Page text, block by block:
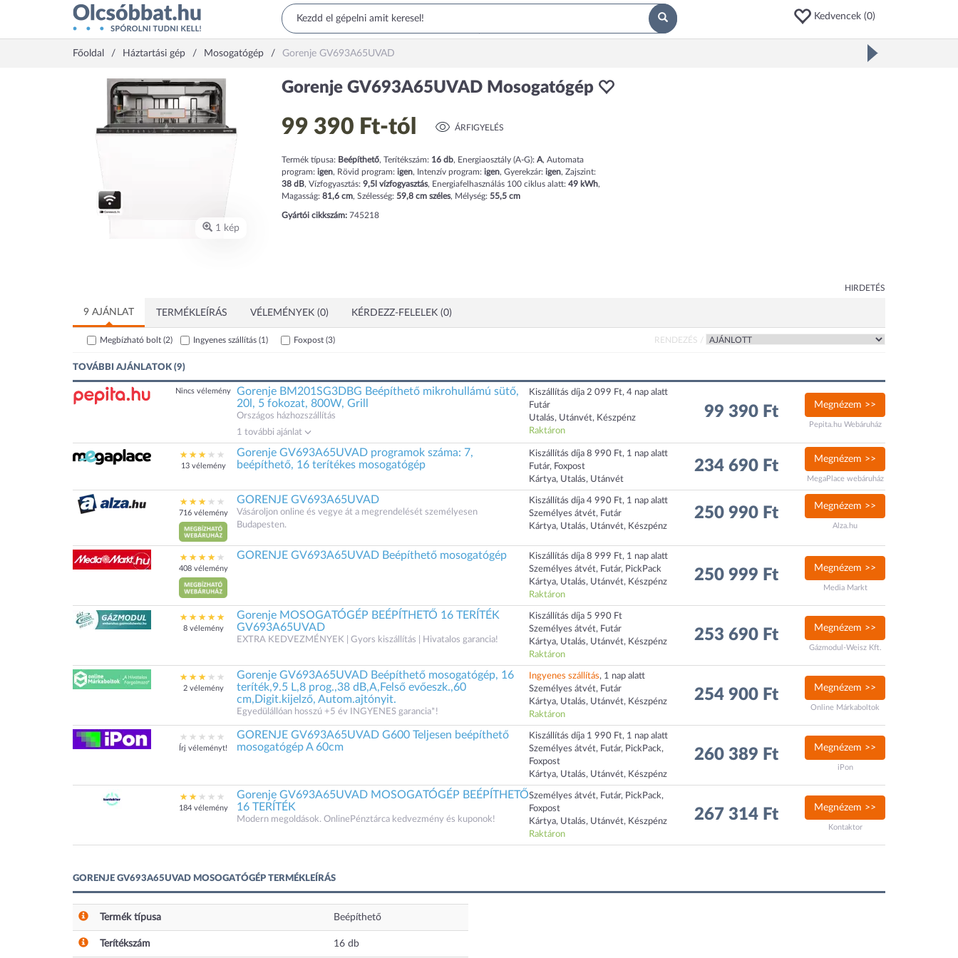
Kedvencek (0)
Főoldal Háztartási gép Mosogatógép Gorenje GV693A65UVAD
1 kép
Gorenje GV693A65UVAD Mosogatógép
99 390 Ft-tól ÁRFIGYELÉS
Termék típusa: Beépíthető, Terítékszám: 16 db, Energiaosztály (A-G): A, Automata
program: igen, Rövid program: igen, Intenzív program: igen, Gyerekzár: igen, Zajszint:
38 dB, Vízfogyasztás: 9,5l vízfogyasztás, Energiafelhasználás 100 ciklus alatt: 49 kWh,
Magasság: 81,6 cm, Szélesség: 59,8 cmszéles, Mélység: 55,5 cm
Gyártói cikkszám:745218
HIRDETÉS
9 AJÁNLAT TERMÉKLEÍRÁS VÉLEMÉNYEK (0) KÉRDEZZ-FELELEK (0)
Megbízható bolt (2) Ingyenes szállítás (1) Foxpost (3) RENDEZÉS /
TOVÁBBI AJÁNLATOK (9)
Nincs vélemény
Gorenje BM201SG3DBG Beépíthető mikrohullámú sütő,
20l, 5 fokozat, 800W, Grill
Országos házhozszállítás
1 további ajánlat
Kiszállítás díja 2 099 Ft, 4 nap alatt
Futár
Utalás, Utánvét, Készpénz
Raktáron
99 390 Ft Megnézem >>
Pepita.hu Webáruház
13 vélemény
Gorenje GV693A65UVAD programok száma: 7,
beépíthető, 16 terítékes mosogatógép
Kiszállítás díja 8 990 Ft, 1 nap alatt
Futár, Foxpost
Kártya, Utalás, Utánvét
234 690 Ft Megnézem >>
MegaPlace webáruház
716 vélemény
GORENJE GV693A65UVAD
Vásároljon online és vegye át a megrendelését személyesen
Budapesten.
Kiszállítás díja 4 990 Ft, 1 nap alatt
Személyes átvét, Futár
Kártya, Utalás, Utánvét, Készpénz
250 990 Ft Megnézem >>
Alza.hu
408 vélemény
GORENJE GV693A65UVAD Beépíthető mosogatógép
Kiszállítás díja 8 999 Ft, 1 nap alatt
Személyes átvét, Futár, PickPack
Kártya, Utalás, Utánvét, Készpénz
Raktáron
250 999 Ft Megnézem >>
Media Markt
8 vélemény
Gorenje MOSOGATÓGÉP BEÉPÍTHETŐ 16 TERÍTÉK
GV693A65UVAD
EXTRA KEDVEZMÉNYEK | Gyors kiszállítás | Hivatalos garancia!
Kiszállítás díja 5 990 Ft
Személyes átvét, Futár
Kártya, Utalás, Utánvét, Készpénz
Raktáron
253 690 Ft Megnézem >>
Gázmodul-Weisz Kft.
2 vélemény
Gorenje GV693A65UVAD Beépíthető mosogatógép, 16
teríték,9.5 L,8 prog.,38 dB,A,Felső evőeszk.,60
cm,Digit.kijelző, Autom.ajtónyit.
Egyedülállóan hosszú +5 év INGYENES garancia*!
Ingyenes szállítás, 1 nap alatt
Személyes átvét, Futár
Kártya, Utalás, Utánvét, Készpénz
Raktáron
254 900 Ft Megnézem >>
Online Márkaboltok
Írj véleményt!
GORENJE GV693A65UVAD G600 Teljesen beépíthető
mosogatógép A 60cm
Kiszállítás díja 1 990 Ft, 1 nap alatt
Személyes átvét, Futár, PickPack,
Foxpost
Kártya, Utalás, Utánvét, Készpénz
260 389 Ft Megnézem >>
iPon
184 vélemény
Gorenje GV693A65UVAD MOSOGATÓGÉP BEÉPÍTHETŐ
16 TERÍTÉK
Modern megoldások. OnlinePénztárca kedvezmény és kuponok!
Személyes átvét, Futár, PickPack,
Foxpost
Kártya, Utalás, Utánvét, Készpénz
Raktáron
267 314 Ft Megnézem >>
Kontaktor
GORENJE GV693A65UVAD MOSOGATÓGÉP TERMÉKLEÍRÁS
Termék típusa Beépíthető
Terítékszám 16 db